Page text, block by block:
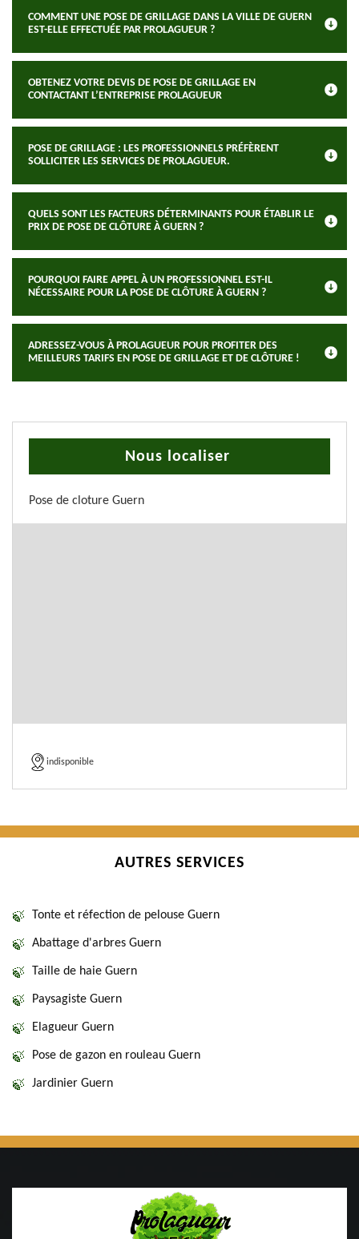
COMMENT UNE POSE DE GRILLAGE DANS LA VILLE DE GUERN
EST-ELLE EFFECTUÉE PAR PROLAGUEUR ?
OBTENEZ VOTRE DEVIS DE POSE DE GRILLAGE EN
CONTACTANT L’ENTREPRISE PROLAGUEUR
POSE DE GRILLAGE : LES PROFESSIONNELS PRÉFÈRENT
SOLLICITER LES SERVICES DE PROLAGUEUR.
QUELS SONT LES FACTEURS DÉTERMINANTS POUR ÉTABLIR LE
PRIX DE POSE DE CLÔTURE À GUERN ?
POURQUOI FAIRE APPEL À UN PROFESSIONNEL EST-IL
NÉCESSAIRE POUR LA POSE DE CLÔTURE À GUERN ?
ADRESSEZ-VOUS À PROLAGUEUR POUR PROFITER DES
MEILLEURS TARIFS EN POSE DE GRILLAGE ET DE CLÔTURE !
Nous localiser
Pose de cloture Guern
indisponible
AUTRES SERVICES
Tonte et réfection de pelouse Guern
Abattage d'arbres Guern
Taille de haie Guern
Paysagiste Guern
Elagueur Guern
Pose de gazon en rouleau Guern
Jardinier Guern